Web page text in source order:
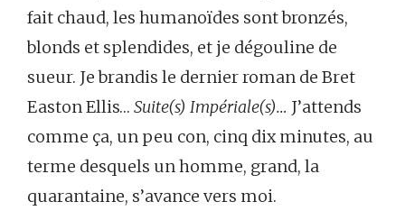
fait chaud, les humanoïdes sont bronzés,
blonds et splendides, et je dégouline de
sueur. Je brandis le dernier roman de Bret
Easton Ellis… Suite(s) Impériale(s)… J’attends
comme ça, un peu con, cinq dix minutes, au
terme desquels un homme, grand, la
quarantaine, s’avance vers moi.